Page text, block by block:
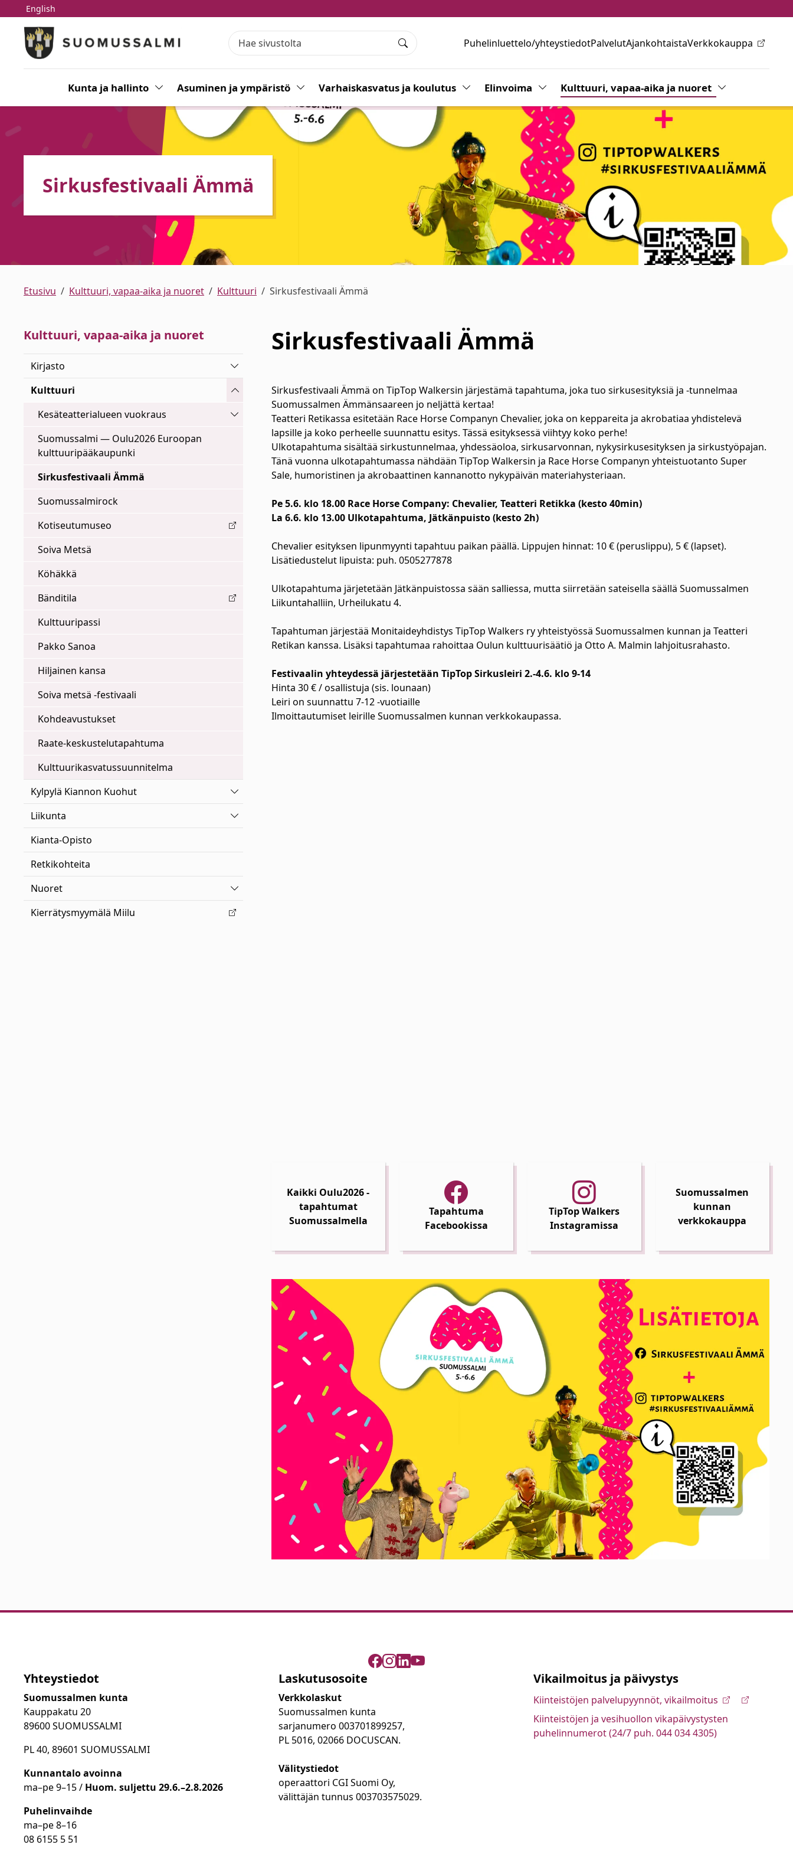
Siirry pääsisältöön
Siirry päävalikkoon
Puhelinluettelo/yhteystiedotPalvelutAjankohtaistaVerkkokauppa
English
Haku
Kunta ja hallinto Vaihda alasvetovalikkoa
Asuminen ja ympäristö Vaihda alasvetovalikkoa
Varhaiskasvatus ja koulutus Vaihda alasvetovalikkoa
Elinvoima Vaihda alasvetovalikkoa
Kulttuuri, vapaa-aika ja nuoret Vaihda
Sirkusfestivaali Ämmä
Etusivu Kulttuuri, vapaa-aika ja nuoret Kulttuuri Sirkusfestivaali Ämmä
Kulttuuri, vapaa-aika ja nuoret
Kirjasto
Vaihda alasvetovalikkoa
Kulttuuri
Vaihda alasvetovalikkoa
Kesäteatterialueen vuokraus
Vaihda alasvetovalikkoa
Suomussalmi — Oulu2026 Euroopan
kulttuuripääkaupunki
Sirkusfestivaali Ämmä
Suomussalmirock
Kotiseutumuseo
Soiva Metsä
Köhäkkä
Bänditila
Kulttuuripassi
Pakko Sanoa
Hiljainen kansa
Soiva metsä -festivaali
Kohdeavustukset
Raate-keskustelutapahtuma
Kulttuurikasvatussuunnitelma
Kylpylä Kiannon Kuohut
Vaihda alasvetovalikkoa
Liikunta
Vaihda alasvetovalikkoa
Kianta-Opisto
Retkikohteita
Nuoret
Vaihda alasvetovalikkoa
Kierrätysmyymälä Miilu
Sirkusfestivaali Ämmä
Sirkusfestivaali Ämmä on TipTop Walkersin järjestämä tapahtuma, joka tuo sirkusesityksiä ja -tunnelmaa
Suomussalmen Ämmänsaareen jo neljättä kertaa!
Teatteri Retikassa esitetään Race Horse Companyn Chevalier, joka on keppareita ja akrobatiaa yhdistelevä
lapsille ja koko perheelle suunnattu esitys. Tässä esityksessä viihtyy koko perhe!
Ulkotapahtuma sisältää sirkustunnelmaa, yhdessäoloa, sirkusarvonnan, nykysirkusesityksen ja sirkustyöpajan.
Tänä vuonna ulkotapahtumassa nähdään TipTop Walkersin ja Race Horse Companyn yhteistuotanto Super
Sale, humoristinen ja akrobaattinen kannanotto nykypäivän materiahysteriaan.
Pe 5.6. klo 18.00 Race Horse Company: Chevalier, Teatteri Retikka (kesto 40min)
La 6.6. klo 13.00 Ulkotapahtuma, Jätkänpuisto (kesto 2h)
Chevalier esityksen lipunmyynti tapahtuu paikan päällä. Lippujen hinnat: 10 € (peruslippu), 5 € (lapset).
Lisätiedustelut lipuista: puh. 0505277878
Ulkotapahtuma järjetetään Jätkänpuistossa sään salliessa, mutta siirretään sateisella säällä Suomussalmen
Liikuntahalliin, Urheilukatu 4.
Tapahtuman järjestää Monitaideyhdistys TipTop Walkers ry yhteistyössä Suomussalmen kunnan ja Teatteri
Retikan kanssa. Lisäksi tapahtumaa rahoittaa Oulun kulttuurisäätiö ja Otto A. Malmin lahjoitusrahasto.
Festivaalin yhteydessä järjestetään TipTop Sirkusleiri 2.-4.6. klo 9-14
Hinta 30 € / osallistuja (sis. lounaan)
Leiri on suunnattu 7-12 -vuotiaille
Ilmoittautumiset leirille Suomussalmen kunnan verkkokaupassa.
Kaikki Oulu2026 -
tapahtumat
Suomussalmella
Tapahtuma
Facebookissa
TipTop Walkers
Instagramissa
Suomussalmen
kunnan
verkkokauppa
Yhteystiedot
Suomussalmen kunta
Kauppakatu 20
89600 SUOMUSSALMI
PL 40, 89601 SUOMUSSALMI
Kunnantalo avoinna
ma–pe 9–15 / Huom. suljettu 29.6.–2.8.2026
Puhelinvaihde
ma–pe 8–16
08 6155 5 51
Laskutusosoite
Verkkolaskut
Suomussalmen kunta
sarjanumero 003701899257,
PL 5016, 02066 DOCUSCAN.
Välitystiedot
operaattori CGI Suomi Oy,
välittäjän tunnus 003703575029.
Vikailmoitus ja päivystys
Kiinteistöjen palvelupyynnöt, vikailmoitus
Kiinteistöjen ja vesihuollon vikapäivystysten
puhelinnumerot (24/7 puh. 044 034 4305)